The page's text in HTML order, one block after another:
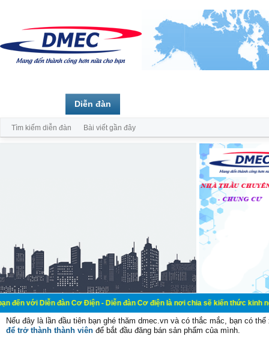
đàn Cơ Điện - Diễn đàn Cơ điện là nơi chia sẽ kiến thức kinh nghiệm
Nếu đây là lần đầu tiên bạn ghé thăm dmec.vn và có thắc mắc, bạn có
để trở thành thành viên để bắt đầu đăng bán sản phẩm của mình.
Diễn đàn
Tìm kiếm diễn đàn Bài viết gần đây